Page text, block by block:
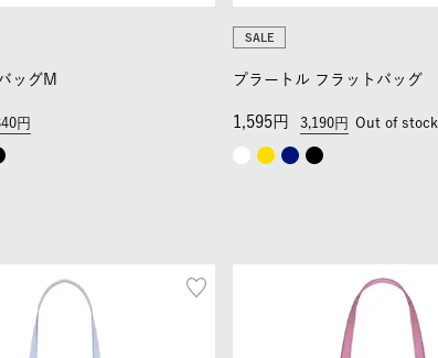
ッグM
SALE
プラートル フラットバッグ
3,190
1,595 Out of stock